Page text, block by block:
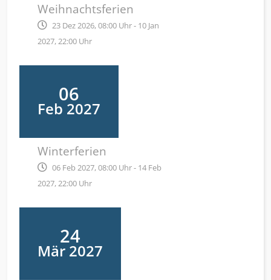
Weihnachtsferien
23 Dez 2026, 08:00 Uhr - 10 Jan
2027, 22:00 Uhr
06
Feb 2027
Winterferien
06 Feb 2027, 08:00 Uhr - 14 Feb
2027, 22:00 Uhr
24
Mär 2027